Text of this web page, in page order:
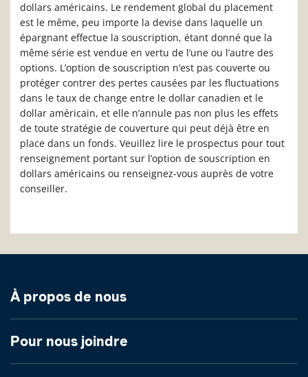
dollars américains. Le rendement global du placement
est le même, peu importe la devise dans laquelle un
épargnant effectue la souscription, étant donné que la
même série est vendue en vertu de l’une ou l’autre des
options. L’option de souscription n’est pas couverte ou
protéger contrer des pertes causées par les fluctuations
dans le taux de change entre le dollar canadien et le
dollar américain, et elle n’annule pas non plus les effets
de toute stratégie de couverture qui peut déjà être en
place dans un fonds. Veuillez lire le prospectus pour tout
renseignement portant sur l’option de souscription en
dollars américains ou renseignez-vous auprès de votre
conseiller.
À propos de nous
Pour nous joindre